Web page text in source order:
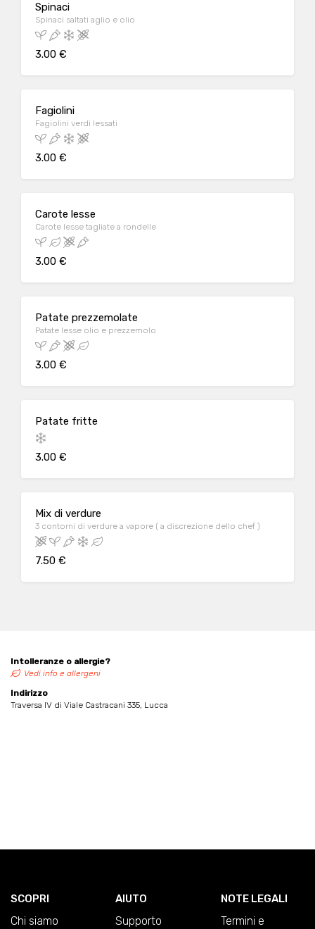
Spinaci
Spinaci saltati aglio e olio
3.00 €
Fagiolini
Fagiolini verdi lessati
3.00 €
Carote lesse
Carote lesse tagliate a rondelle
3.00 €
Patate prezzemolate
Patate lesse olio e prezzemolo
3.00 €
Patate fritte
3.00 €
Mix di verdure
3 contorni di verdure a vapore ( a discrezione dello chef )
7.50 €
Intolleranze o allergie?
Vedi info e allergeni
Indirizzo
Traversa IV di Viale Castracani 335, Lucca
SCOPRI
Chi siamo
AIUTO
Supporto
NOTE LEGALI
Termini e